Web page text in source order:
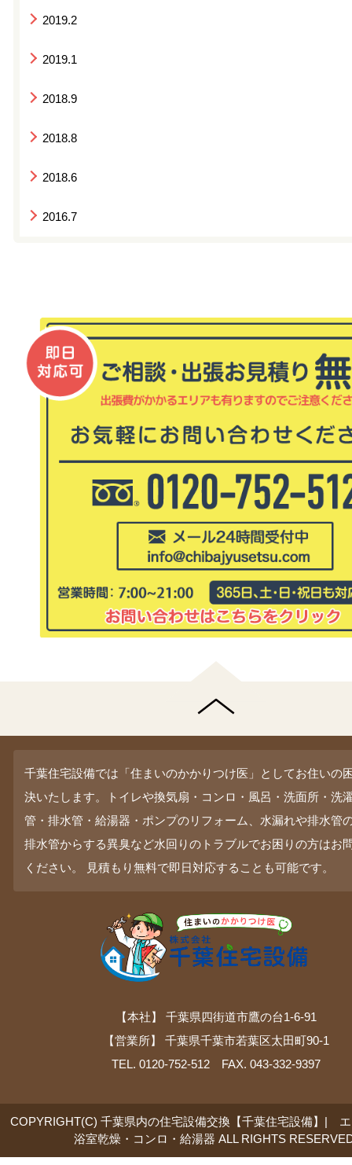
2019.2
2019.1
2018.9
2018.8
2018.6
2016.7
千葉住宅設備では「住まいのかかりつけ医」としてお住いの
決いたします。トイレや換気扇・コンロ・風呂・洗面所・洗
管・排水管・給湯器・ポンプのリフォーム、水漏れや排水管
排水管からする異臭など水回りのトラブルでお困りの方はお
ください。 見積もり無料で即日対応することも可能です。
【本社】 千葉県四街道市鷹の台1-6-91
【営業所】 千葉県千葉市若葉区太田町90-1
TEL. 0120-752-512 FAX. 043-332-9397
COPYRIGHT(C) 千葉県内の住宅設備交換【千葉住宅設備】|
浴室乾燥・コンロ・給湯器 ALL RIGHTS